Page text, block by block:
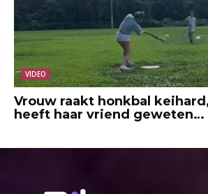
VIDEO
Vrouw raakt honkbal
heeft haar vriend geweten…